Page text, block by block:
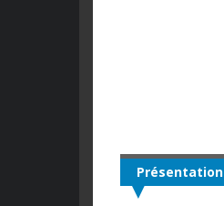
Présentation